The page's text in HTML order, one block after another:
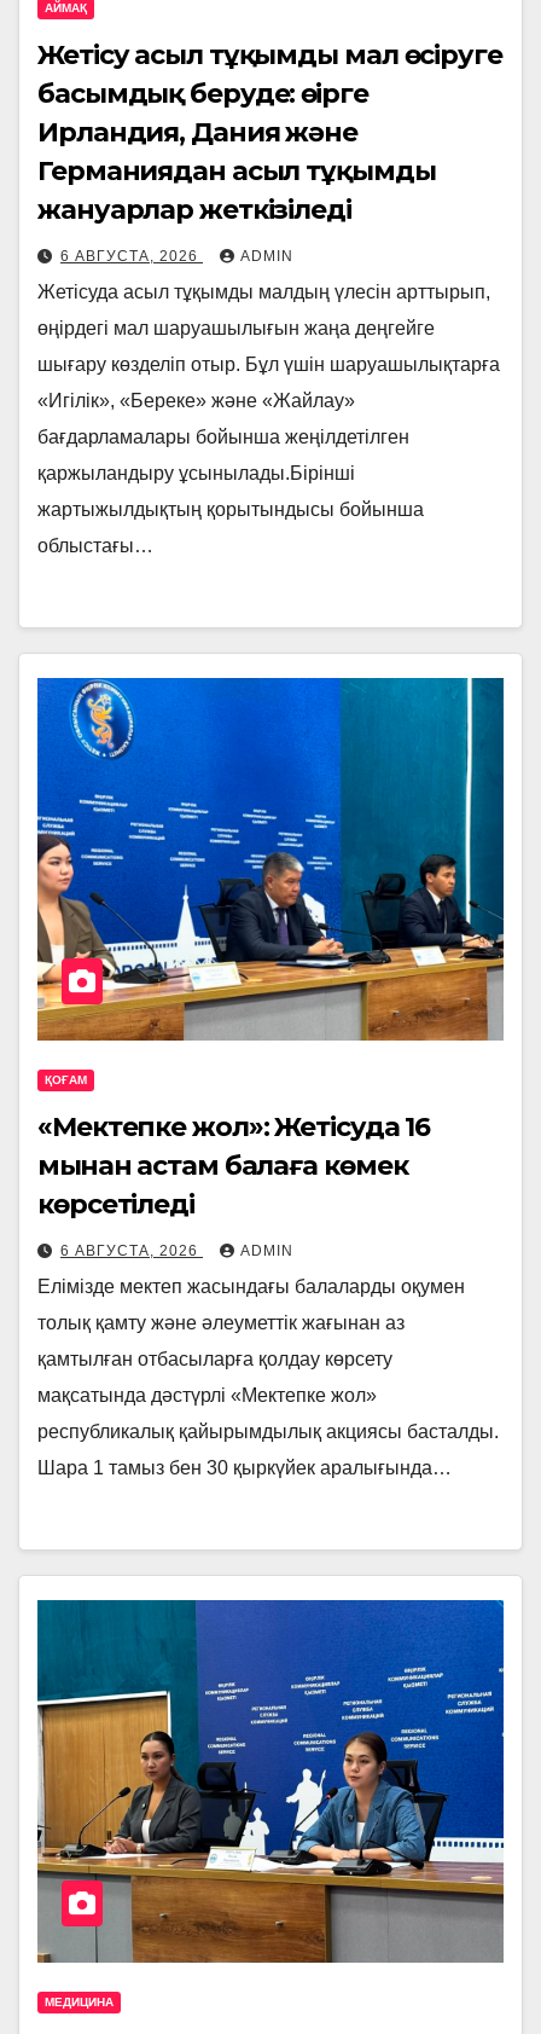
АЙМАҚ
Жетісу асыл тұқымды мал өсіруге
басымдық беруде: өңірге
Ирландия, Дания және
Германиядан асыл тұқымды
жануарлар жеткізіледі
6 АВГУСТА, 2026 ADMIN
Жетісуда асыл тұқымды малдың үлесін арттырып,
өңірдегі мал шаруашылығын жаңа деңгейге
шығару көзделіп отыр. Бұл үшін шаруашылықтарға
«Игілік», «Береке» және «Жайлау»
бағдарламалары бойынша жеңілдетілген
қаржыландыру ұсынылады.Бірінші
жартыжылдықтың қорытындысы бойынша
облыстағы…
ҚОҒАМ
«Мектепке жол»: Жетісуда 16
мыңнан астам балаға көмек
көрсетіледі
6 АВГУСТА, 2026 ADMIN
Елімізде мектеп жасындағы балаларды оқумен
толық қамту және әлеуметтік жағынан аз
қамтылған отбасыларға қолдау көрсету
мақсатында дәстүрлі «Мектепке жол»
республикалық қайырымдылық акциясы басталды.
Шара 1 тамыз бен 30 қыркүйек аралығында…
МЕДИЦИНА